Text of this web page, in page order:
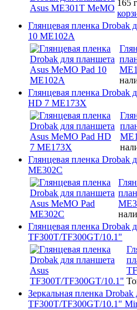
165
Глянцевая пленка Drobak
10 ME102A
Глянцевая пленка Drobak
HD 7 ME173X
Глянцевая пленка Drobak
ME302C
Глянцевая пленка Drobak
TF300T/TF300GT/10.1"
Зеркальная пленка
TF300T/TF300GT/10.1"